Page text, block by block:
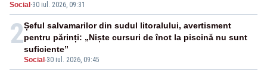
Social ·30 iul. 2026, 09:31
2
Social -30 iul. 2026, 09:45
Șeful salvamarilor din sudul litoralului, avertisment
pentru părinți: „Niște cursuri de înot la piscină nu sunt
suficiente”